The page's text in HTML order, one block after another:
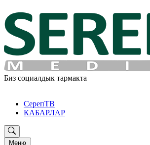
Биз социалдык тармакта
СерепТВ
КАБАРЛАР
Меню